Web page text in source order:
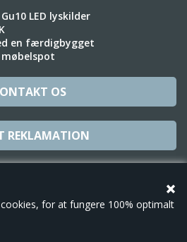
for at fungere 100% optimalt
LED lyskilder
en færdigbygget
OS
REKLAMATION